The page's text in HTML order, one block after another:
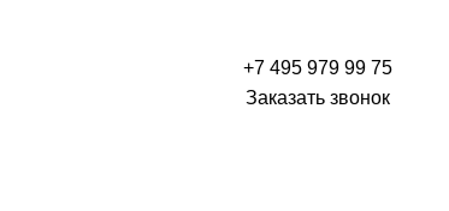
+7 495 979 99 75
Заказать звонок